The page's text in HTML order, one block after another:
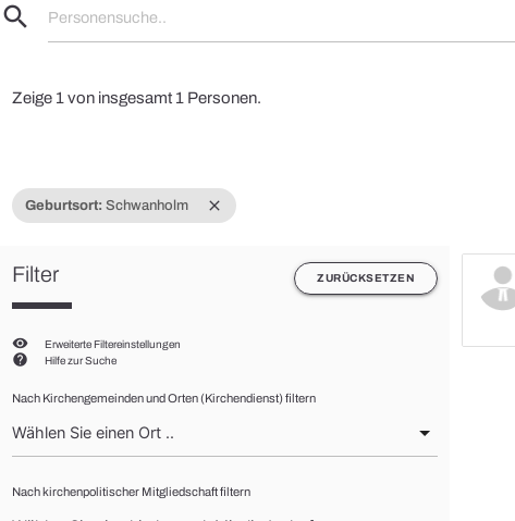
search Personensuche..
Zeige 1 von insgesamt 1 Personen.
close
Geburtsort: Schwanholm
ZURÜCKSETZEN
Filter
visibility Erweiterte Filtereinstellungen
help Hilfe zur Suche
Nach Kirchengemeinden und Orten (Kirchendienst) filtern
Nach kirchenpolitischer Mitgliedschaft filtern